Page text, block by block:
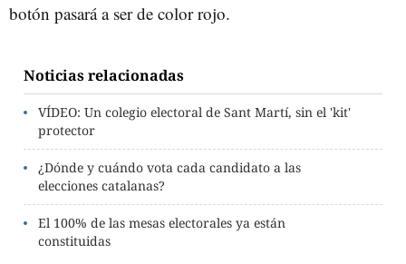
botón pasará a ser de color rojo.
Noticias relacionadas
VÍDEO: Un colegio electoral de Sant Martí, sin el 'kit'
protector
¿Dónde y cuándo vota cada candidato a las
elecciones catalanas?
El 100% de las mesas electorales ya están
constituidas